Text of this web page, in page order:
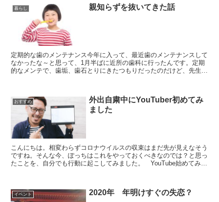
暮らし 親知らずを抜いてきた話
定期的な歯のメンテナンス今年に入って、最近歯のメンテナンスして
なかったな～と思って、1月半ばに近所の歯科に行ったんです。定期
的なメンテで、歯垢、歯石とりにきたつもりだったのだけど、先生か
おすすめ
外出自粛中にYouTuber初めてみ
ました
こんにちは。相変わらずコロナウイルスの収束はまだ先が見えなそう
ですね。そんな今、ぽっちはこれをやっておくべきなのでは？と思っ
たことを、自分でも行動に起こしてみました。 YouTube始めてみま
イベント 2020年 年明けすぐの失恋？